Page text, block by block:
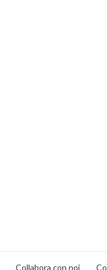
Collabora con noi